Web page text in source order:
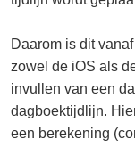
Daarom is dit
zowel de iOS als
invullen van een
dagboektijdlijn.
een berekening